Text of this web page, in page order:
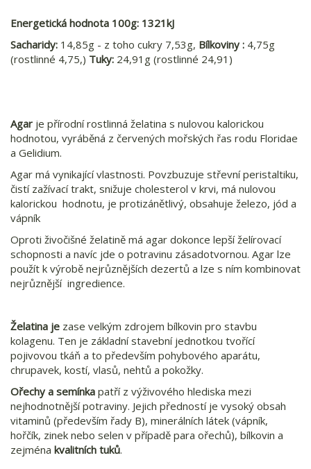
Energetická hodnota 100g: 1321kJ
Sacharidy: 14,85g - z toho cukry 7,53g, Bílkoviny : 4,75g
(rostlinné 4,75,) Tuky: 24,91g (rostlinné 24,91)
Agar je přírodní rostlinná želatina s nulovou kalorickou
hodnotou, vyráběná z červených mořských řas rodu Floridae
a Gelidium.
Agar má vynikající vlastnosti. Povzbuzuje střevní peristaltiku,
čistí zažívací trakt, snižuje cholesterol v krvi, má nulovou
kalorickou hodnotu, je protizánětlivý, obsahuje železo, jód a
vápník
Oproti živočišné želatině má agar dokonce lepší želírovací
schopnosti a navíc jde o potravinu zásadotvornou. Agar lze
použít k výrobě nejrůznějších dezertů a lze s ním kombinovat
nejrůznější ingredience.
Želatina je zase velkým zdrojem bílkovin pro stavbu
kolagenu. Ten je základní stavební jednotkou tvořící
pojivovou tkáň a to především pohybového aparátu,
chrupavek, kostí, vlasů, nehtů a pokožky.
Ořechy a semínka patří z výživového hlediska mezi
nejhodnotnější potraviny. Jejich předností je vysoký obsah
vitaminů (především řady B), minerálních látek (vápník,
hořčík, zinek nebo selen v případě para ořechů), bílkovin a
zejména kvalitních tuků.